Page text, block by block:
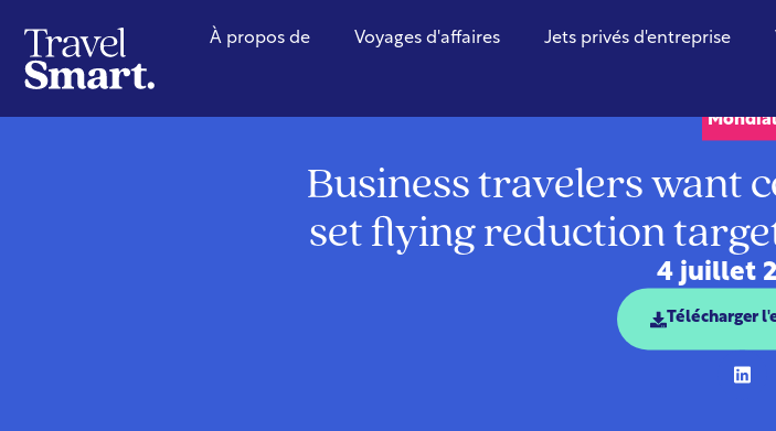
À propos de Voyages d'affaires Jets privés d'entreprise
Mondial
Business travelers want
set flying reduction
4 juillet
Télécharger